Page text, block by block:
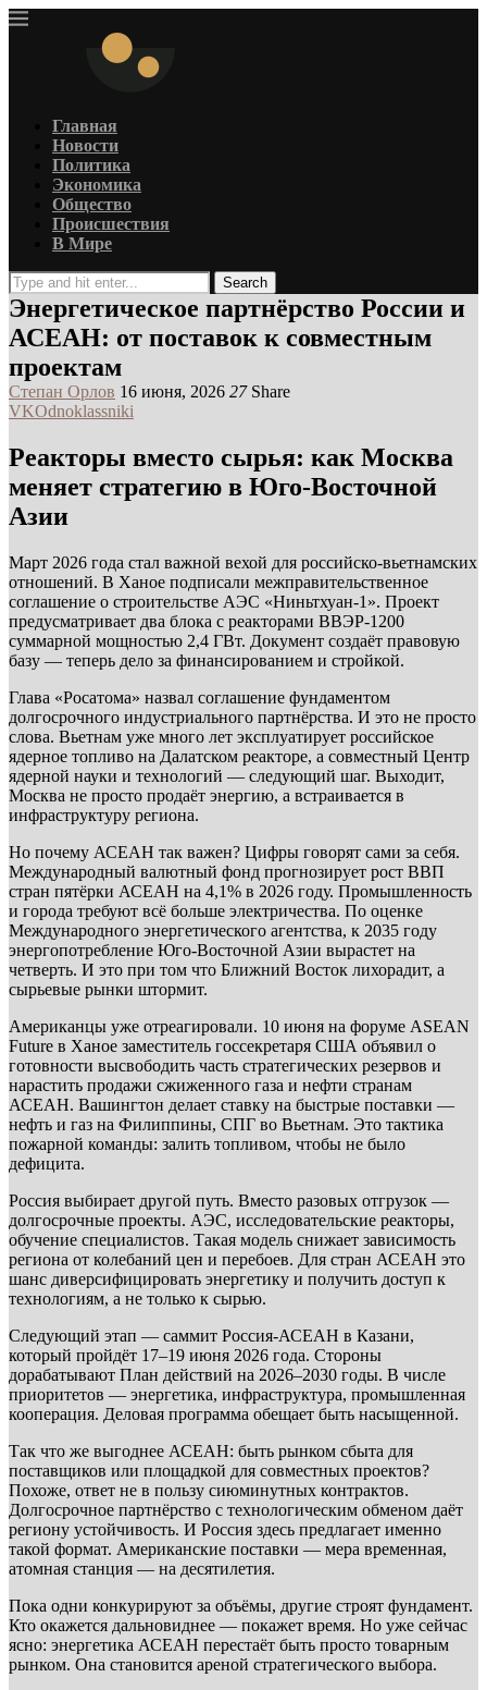
Главная
Новости
Политика
Экономика
Общество
Происшествия
В Мире
Search
Энергетическое партнёрство России и
АСЕАН: от поставок к совместным
проектам
Степан Орлов 16 июня, 2026 27 Share
VKOdnoklassniki
Реакторы вместо сырья: как Москва
меняет стратегию в Юго-Восточной
Азии
Март 2026 года стал важной вехой для российско-вьетнамских
отношений. В Ханое подписали межправительственное
соглашение о строительстве АЭС «Ниньтхуан-1». Проект
предусматривает два блока с реакторами ВВЭР-1200
суммарной мощностью 2,4 ГВт. Документ создаёт правовую
базу — теперь дело за финансированием и стройкой.
Глава «Росатома» назвал соглашение фундаментом
долгосрочного индустриального партнёрства. И это не просто
слова. Вьетнам уже много лет эксплуатирует российское
ядерное топливо на Далатском реакторе, а совместный Центр
ядерной науки и технологий — следующий шаг. Выходит,
Москва не просто продаёт энергию, а встраивается в
инфраструктуру региона.
Но почему АСЕАН так важен? Цифры говорят сами за себя.
Международный валютный фонд прогнозирует рост ВВП
стран пятёрки АСЕАН на 4,1% в 2026 году. Промышленность
и города требуют всё больше электричества. По оценке
Международного энергетического агентства, к 2035 году
энергопотребление Юго-Восточной Азии вырастет на
четверть. И это при том что Ближний Восток лихорадит, а
сырьевые рынки штормит.
Американцы уже отреагировали. 10 июня на форуме ASEAN
Future в Ханое заместитель госсекретаря США объявил о
готовности высвободить часть стратегических резервов и
нарастить продажи сжиженного газа и нефти странам
АСЕАН. Вашингтон делает ставку на быстрые поставки —
нефть и газ на Филиппины, СПГ во Вьетнам. Это тактика
пожарной команды: залить топливом, чтобы не было
дефицита.
Россия выбирает другой путь. Вместо разовых отгрузок —
долгосрочные проекты. АЭС, исследовательские реакторы,
обучение специалистов. Такая модель снижает зависимость
региона от колебаний цен и перебоев. Для стран АСЕАН это
шанс диверсифицировать энергетику и получить доступ к
технологиям, а не только к сырью.
Следующий этап — саммит Россия-АСЕАН в Казани,
который пройдёт 17–19 июня 2026 года. Стороны
дорабатывают План действий на 2026–2030 годы. В числе
приоритетов — энергетика, инфраструктура, промышленная
кооперация. Деловая программа обещает быть насыщенной.
Так что же выгоднее АСЕАН: быть рынком сбыта для
поставщиков или площадкой для совместных проектов?
Похоже, ответ не в пользу сиюминутных контрактов.
Долгосрочное партнёрство с технологическим обменом даёт
региону устойчивость. И Россия здесь предлагает именно
такой формат. Американские поставки — мера временная,
атомная станция — на десятилетия.
Пока одни конкурируют за объёмы, другие строят фундамент.
Кто окажется дальновиднее — покажет время. Но уже сейчас
ясно: энергетика АСЕАН перестаёт быть просто товарным
рынком. Она становится ареной стратегического выбора.